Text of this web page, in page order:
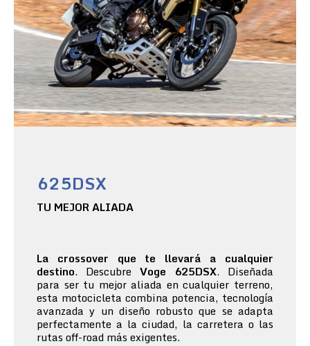
625DSX
TU MEJOR ALIADA
La crossover que te llevará a cualquier
destino. Descubre Voge 625DSX. Diseñada
para ser tu mejor aliada en cualquier terreno,
esta motocicleta combina potencia, tecnología
avanzada y un diseño robusto que se adapta
perfectamente a la ciudad, la carretera o las
rutas off-road más exigentes.